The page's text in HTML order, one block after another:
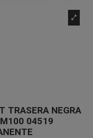
TRASERA NEGRA
M100 04519